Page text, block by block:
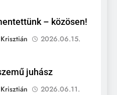
– közösen!
2026.06.15.
juhász
2026.06.11.